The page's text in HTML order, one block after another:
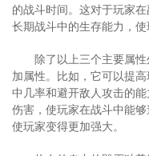
的战斗时间。这对于玩家
长期战斗中的生存能力，使
除了以上三个主要属
加属性。比如，它可以提
中几率和避开敌人攻击的
伤害，使玩家在战斗中能
使玩家变得更加强大。